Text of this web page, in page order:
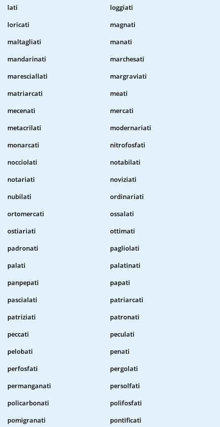
lati
loggiati
loricati
magnati
maltagliati
manati
mandarinati
marchesati
maresciallati
margraviati
matriarcati
meati
mecenati
mercati
metacrilati
modernariati
monarcati
nitrofosfati
nocciolati
notabilati
notariati
noviziati
nubilati
ordinariati
ortomercati
ossalati
ostiariati
ottimati
padronati
pagliolati
palati
palatinati
panpepati
papati
pascialati
patriarcati
patriziati
patronati
peccati
peculati
pelobati
penati
perfosfati
pergolati
permanganati
persolfati
policarbonati
polifosfati
pomigranati
pontificati